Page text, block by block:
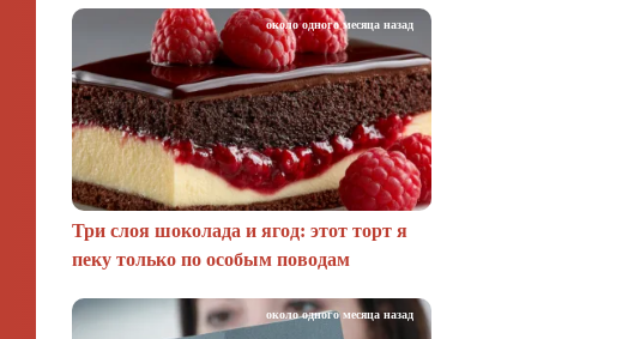
Три слоя шоколада и ягод: этот торт я
пеку только по особым поводам
около одного месяца назад
около одного месяца назад